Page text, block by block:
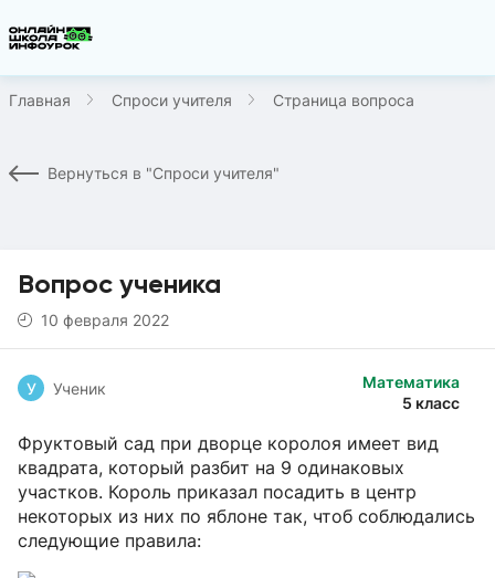
Главная Спроси учителя Страница вопроса
Вернуться в "Спроси учителя"
Вопрос ученика
10 февраля 2022
Математика
5 класс
У Ученик
Фруктовый сад при дворце королоя имеет вид
квадрата, который разбит на 9 одинаковых
участков. Король приказал посадить в центр
некоторых из них по яблоне так, чтоб соблюдались
следующие правила: